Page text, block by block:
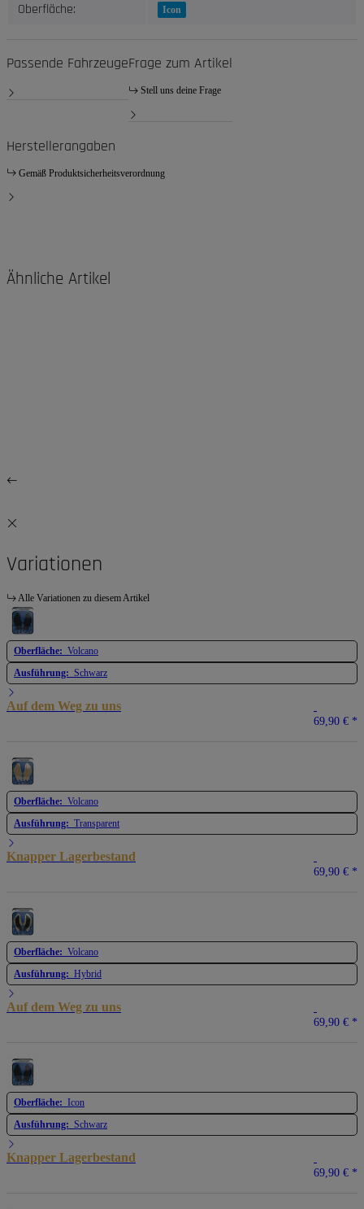
Oberfläche: Icon
Passende FahrzeugeFrage zum Artikel
Stell uns deine Frage
Herstellerangaben
Gemäß Produktsicherheitsverordnung
Ähnliche Artikel
Variationen
Alle Variationen zu diesem Artikel
Oberfläche: Volcano
Ausführung: Schwarz
Auf dem Weg zu uns
69,90 € *
Oberfläche: Volcano
Ausführung: Transparent
Knapper Lagerbestand
69,90 € *
Oberfläche: Volcano
Ausführung: Hybrid
Auf dem Weg zu uns
69,90 € *
Oberfläche: Icon
Ausführung: Schwarz
Knapper Lagerbestand
69,90 € *